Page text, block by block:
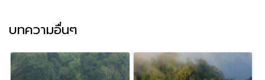
บทความอื่นๆ